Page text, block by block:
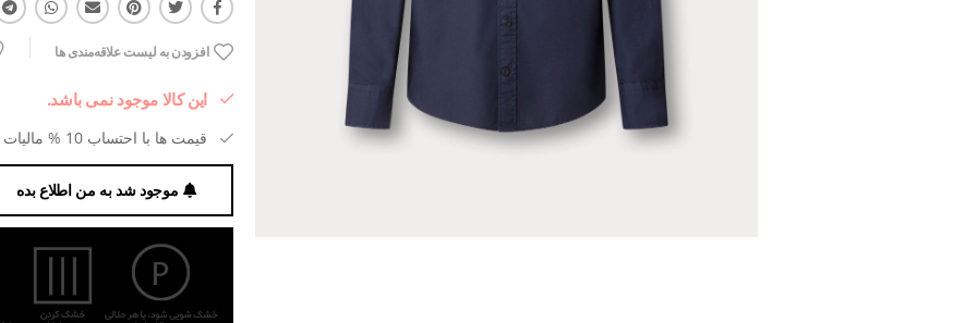
افزودن به لیست علاقه‌مندی ها
این کالا موجود نمی باشد.
قیمت ها با احتساب 10 % مالیات بر ارزش افزوده می باشد.
موجود شد به من اطلاع بده